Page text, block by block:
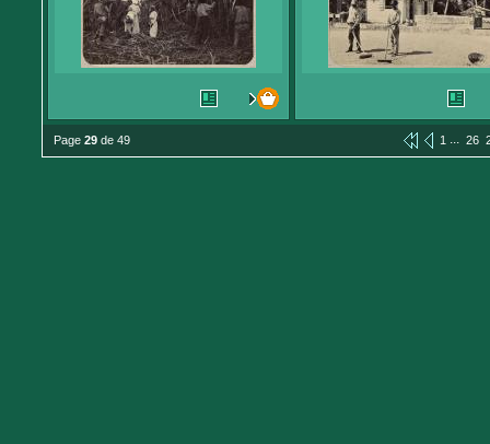
Page 29 de 49 1 ... 26